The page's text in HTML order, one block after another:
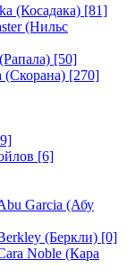
(Косадака) [81]
(Нильс
[50]
(Скорана) [270]
[6]
Garcia (Абу
(Беркли) [0]
Noble (Кара